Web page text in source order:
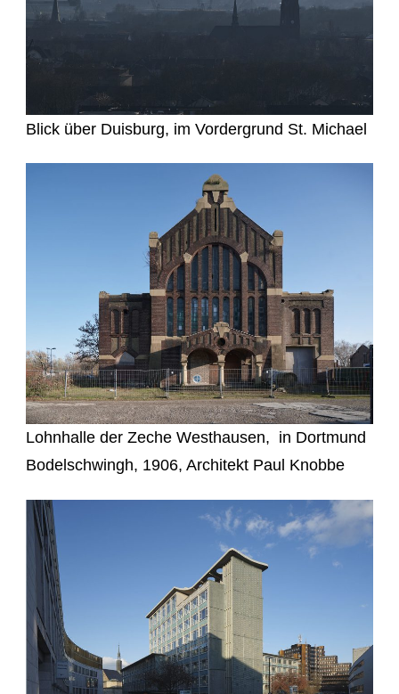
Blick über Duisburg, im Vordergrund St. Michael
Lohnhalle der Zeche Westhausen, in Dortmund
Bodelschwingh, 1906, Architekt Paul Knobbe